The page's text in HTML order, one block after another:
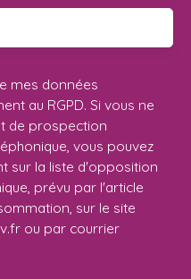
mes données
au RGPD. Si vous ne
de prospection
vous pouvez
sur la liste d'opposition
prévu par l'article
sur le site
ou par courrier